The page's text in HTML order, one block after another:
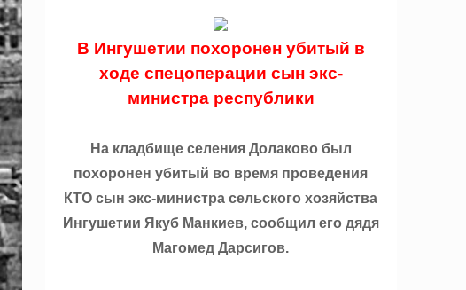
В Ингушетии похоронен убитый в
ходе спецоперации сын экс-
министра республики
На кладбище селения Долаково был
похоронен убитый во время проведения
КТО сын экс-министра сельского хозяйства
Ингушетии Якуб Манкиев, сообщил его дядя
Магомед Дарсигов.